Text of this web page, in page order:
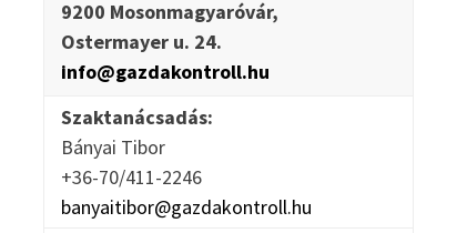
9200 Mosonmagyaróvár,
Ostermayer u. 24.
info@gazdakontroll.hu
Szaktanácsadás:
Bányai Tibor
+36-70/411-2246
banyaitibor@gazdakontroll.hu